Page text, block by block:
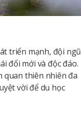
triển mạnh, đội ngũ
đổi mới và độc đáo.
quan thiên nhiên đa
vời để du học